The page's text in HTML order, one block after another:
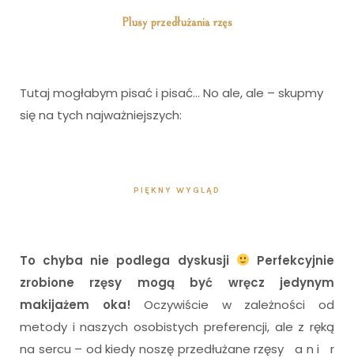
Plusy przedłużania rzęs
Tutaj mogłabym pisać i pisać… No ale, ale – skupmy
się na tych najważniejszych:
PIĘKNY WYGLĄD
To chyba nie podlega dyskusji
Perfekcyjnie
zrobione rzęsy mogą być wręcz jedynym
makijażem oka! Oczywiście w zależności od
metody i naszych osobistych preferencji, ale z ręką
na sercu – od kiedy noszę przedłużane rzęsy a n i r